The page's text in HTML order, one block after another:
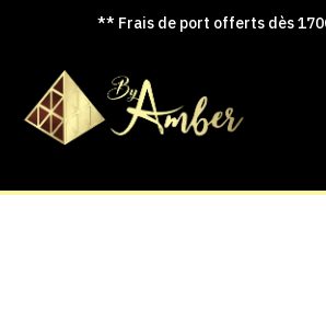
** Frais de port offerts dès 170€